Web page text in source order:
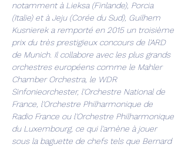
notamment à Lieksa (Finlande), Porcia
(Italie) et à Jeju (Corée du Sud), Guilhem
Kusnierek a remporté en 2015 un troisième
prix du très prestigieux concours de l'ARD
de Munich. Il collabore avec les plus grands
orchestres européens comme le Mahler
Chamber Orchestra, le WDR
Sinfonieorchester, l'Orchestre National de
France, l'Orchestre Philharmonique de
Radio France ou l'Orchestre Philharmonique
du Luxembourg, ce qui l'amène à jouer
sous la baguette de chefs tels que Bernard